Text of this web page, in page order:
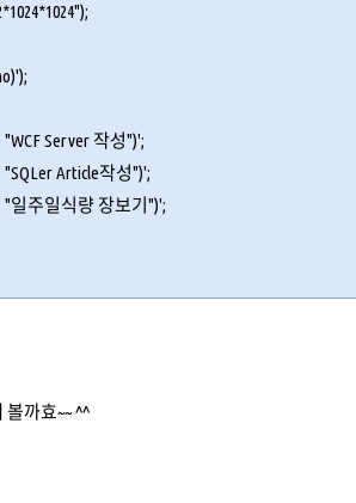
"WCF Server 작성")';
"SQLer Article작성")';
"일주일식량 장보기")';
까효~~ ^^